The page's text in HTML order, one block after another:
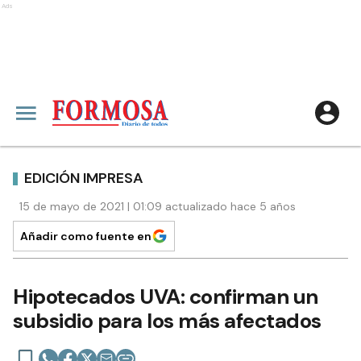
Ads
EDICIÓN IMPRESA
15 de mayo de 2021 | 01:09 actualizado hace 5 años
Añadir como fuente en
Hipotecados UVA: confirman un
subsidio para los más afectados